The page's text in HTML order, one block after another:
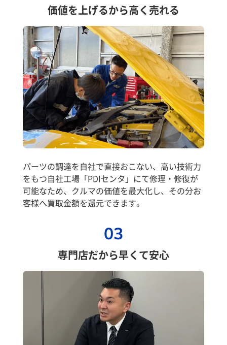
価値を上げるから高く売れる
パーツの調達を自社で直接おこない、高い技術力
をもつ自社工場「PDIセンタ」にて修理・修復が
可能なため、クルマの価値を最大化し、その分お
客様へ買取金額を還元できます。
03
専門店だから早くて安心